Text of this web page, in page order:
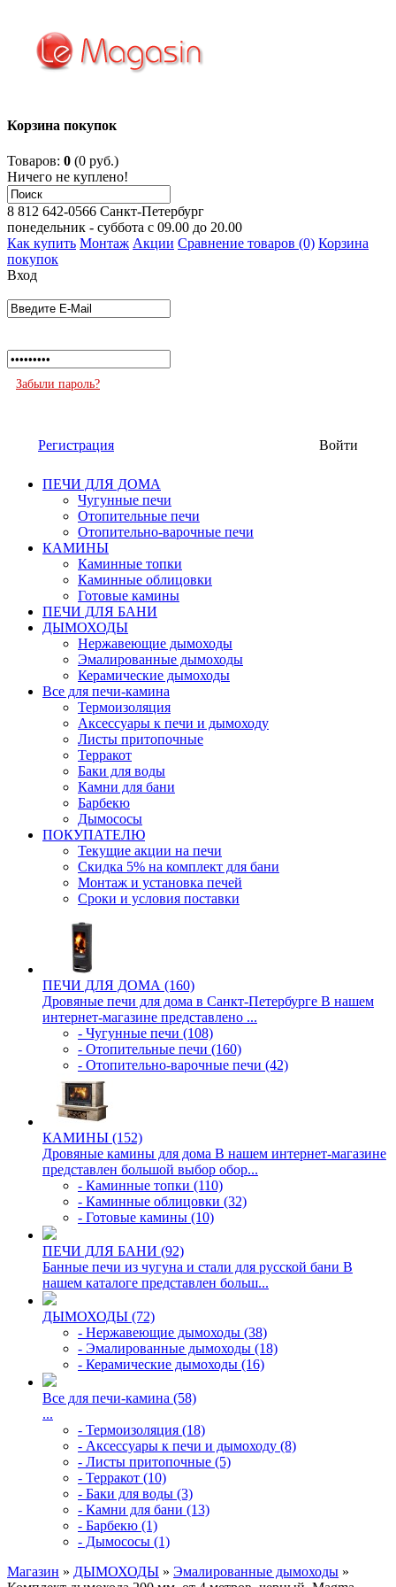
Корзина покупок
Товаров: 0 (0 руб.)
Ничего не куплено!
8 812 642-0566 Санкт-Петербург
понедельник - суббота с 09.00 до 20.00
Как купить Монтаж Акции Сравнение товаров (0) Корзина
покупок
Вход
Забыли пароль?
Регистрация Войти
ПЕЧИ ДЛЯ ДОМА
Чугунные печи
Отопительные печи
Отопительно-варочные печи
КАМИНЫ
Каминные топки
Каминные облицовки
Готовые камины
ПЕЧИ ДЛЯ БАНИ
ДЫМОХОДЫ
Нержавеющие дымоходы
Эмалированные дымоходы
Керамические дымоходы
Все для печи-камина
Термоизоляция
Аксессуары к печи и дымоходу
Листы притопочные
Терракот
Баки для воды
Камни для бани
Барбекю
Дымососы
ПОКУПАТЕЛЮ
Текущие акции на печи
Скидка 5% на комплект для бани
Монтаж и установка печей
Сроки и условия поставки
ПЕЧИ ДЛЯ ДОМА (160)
Дровяные печи для дома в Санкт-Петербурге В нашем
интернет-магазине представлено ...
- Чугунные печи (108)
- Отопительные печи (160)
- Отопительно-варочные печи (42)
КАМИНЫ (152)
Дровяные камины для дома В нашем интернет-магазине
представлен большой выбор обор...
- Каминные топки (110)
- Каминные облицовки (32)
- Готовые камины (10)
ПЕЧИ ДЛЯ БАНИ (92)
Банные печи из чугуна и стали для русской бани В
нашем каталоге представлен больш...
ДЫМОХОДЫ (72)
- Нержавеющие дымоходы (38)
- Эмалированные дымоходы (18)
- Керамические дымоходы (16)
Все для печи-камина (58)
...
- Термоизоляция (18)
- Аксессуары к печи и дымоходу (8)
- Листы притопочные (5)
- Терракот (10)
- Баки для воды (3)
- Камни для бани (13)
- Барбекю (1)
- Дымососы (1)
Магазин » ДЫМОХОДЫ » Эмалированные дымоходы »